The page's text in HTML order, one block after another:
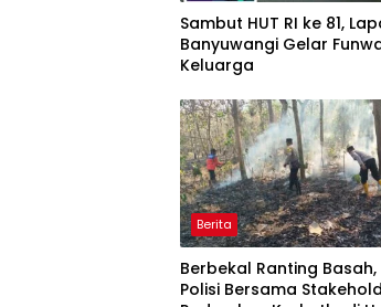
Sambut HUT RI ke 81,
Banyuwangi Gelar
Keluarga
Berita
Berbekal Ranting Basah,
Polisi Bersama